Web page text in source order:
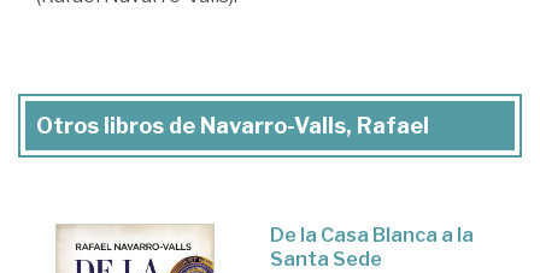
Otros libros de Navarro-Valls, Rafael
De la Casa Blanca a la
Santa Sede